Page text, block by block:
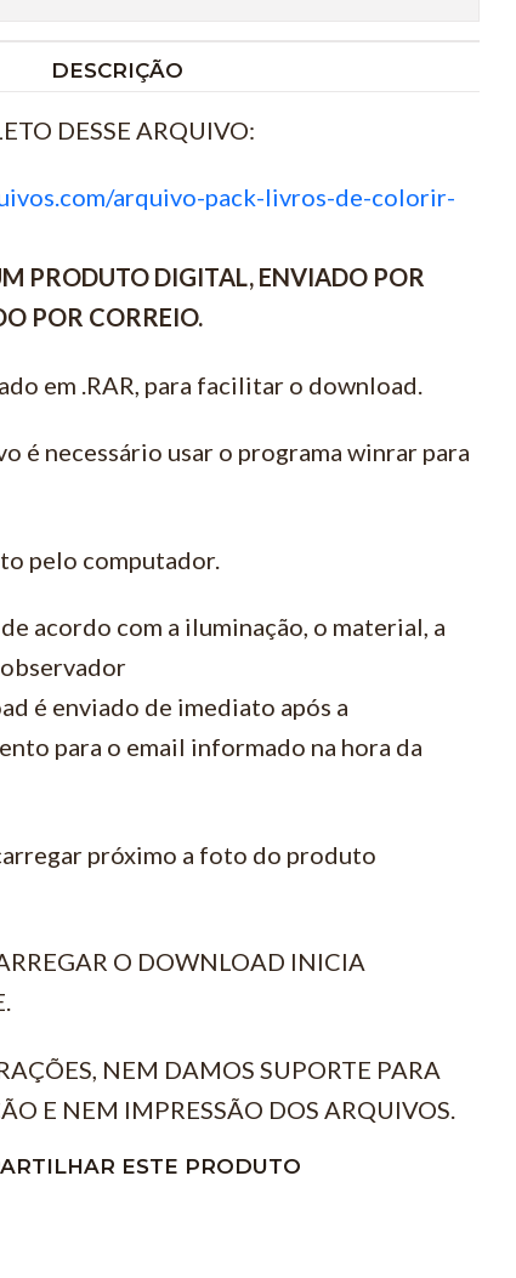
DESCRIÇÃO
DESSE ARQUIVO:
arquivo-pack-livros-de-colorir-
PRODUTO DIGITAL, ENVIADO POR
POR CORREIO.
em .RAR, para facilitar o download.
é necessário usar o programa winrar para
pelo computador.
acordo com a iluminação, o material, a
é enviado de imediato após a
para o email informado na hora da
próximo a foto do produto
O DOWNLOAD INICIA
NEM DAMOS SUPORTE PARA
E NEM IMPRESSÃO DOS ARQUIVOS.
ESTE PRODUTO